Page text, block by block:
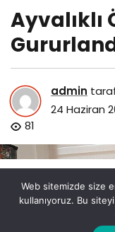
Ayvalıklı
admin
24 Haziran
81
Web sitemizde size
kullanıyoruz. Bu